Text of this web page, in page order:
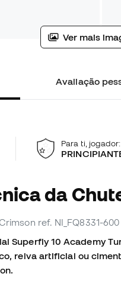
Ver mais
Avaliação
Para ti, jogador:
da
ref. NI_FQ8331-600
Superfly 10 Academy
relva artificial ou